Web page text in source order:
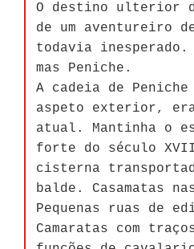
O destino ulterior
de um aventureiro
todavia inesperado.
mas Peniche.
A cadeia de
aspeto exterior,
atual. Mantinha o
forte do século
cisterna
balde. Casamatas
Pequenas ruas de
Camaratas com